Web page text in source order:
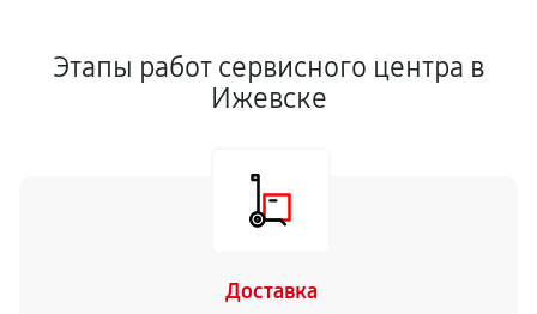
Этапы работ сервисного центра в
Ижевске
Доставка